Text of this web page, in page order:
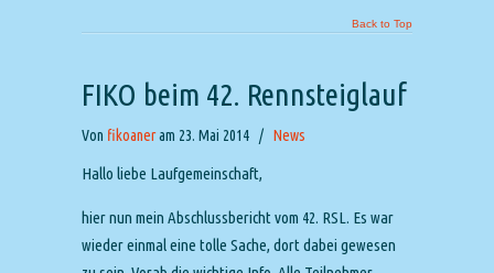
Back to Top
FIKO beim 42. Rennsteiglauf
Von fikoaneram 23. Mai 2014 / News
Hallo liebe Laufgemeinschaft,
hier nun mein Abschlussbericht vom 42. RSL. Es war
wieder einmal eine tolle Sache, dort dabei gewesen